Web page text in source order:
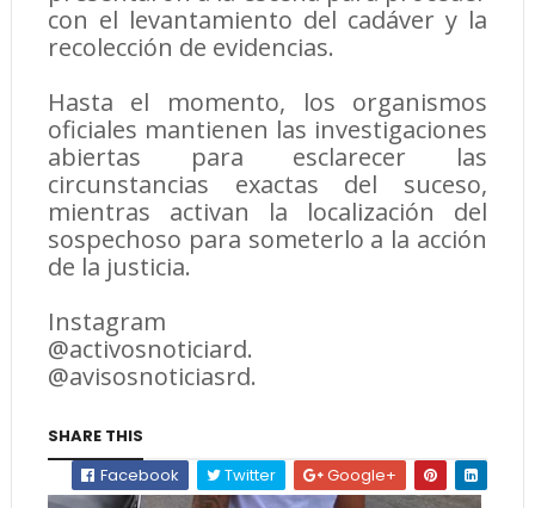
con el levantamiento del cadáver y la
recolección de evidencias.
Hasta el momento, los organismos
oficiales mantienen las investigaciones
abiertas para esclarecer las
circunstancias exactas del suceso,
mientras activan la localización del
sospechoso para someterlo a la acción
de la justicia.
Instagram
@activosnoticiard.
@avisosnoticiasrd.
SHARE THIS
Facebook
Twitter Google+